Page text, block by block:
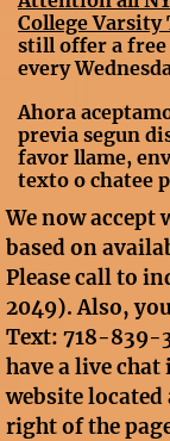
College Varsity
still offer a
every
Ahora
previa segun
favor llame,
texto o chatee
We now
based on
Please call to
2049). Also,
Text: 718-839-
have a live chat
website
right of the